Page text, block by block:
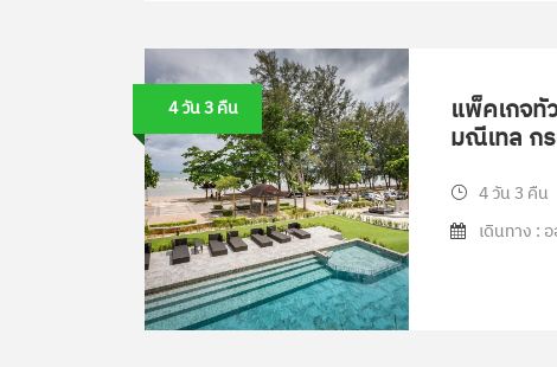
4 วัน 3 คืน แพ็คเกจทั
มณีเทล ก
4 วัน 3 คืน
เดินทาง :